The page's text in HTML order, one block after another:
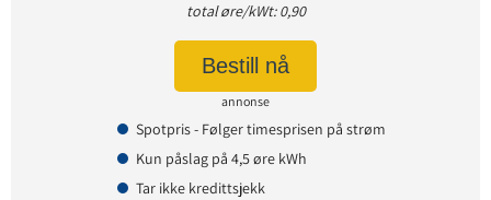
0 kr
Pris på papirfaktura: 9,90 kr
Spotpris - Følger timesprisen på strøm
Kun påslag på 4,5 øre kWh
Tar ikke kredittsjekk
total øre/kWt: 0,90
Bestill nå
annonse